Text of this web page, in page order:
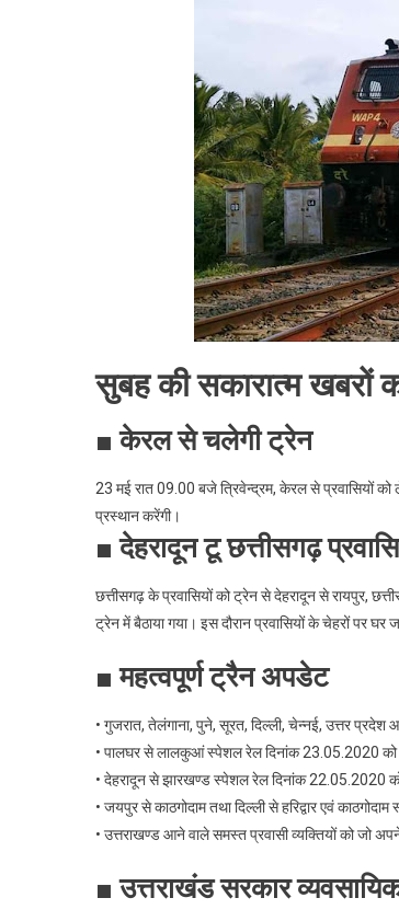
सुबह की सकारात्म खबरों
■ केरल से चलेगी ट्रेन
23 मई रात 09.00 बजे त्रिवेन्द्रम, केरल से प्रवासियों को
प्रस्थान करेंगी।
■ देहरादून टू छत्तीसगढ़
छत्तीसगढ़ के प्रवासियों को ट्रेन से देहरादून से रायपुर,
ट्रेन में बैठाया गया। इस दौरान प्रवासियों के चेहरों पर घर
■ महत्वपूर्ण ट्रैन अपडेट
• गुजरात, तेलंगाना, पुने, सूरत, दिल्ली, चेन्नई, उत्तर प्रदेश
• पालघर से लालकुआं स्पेशल रेल दिनांक 23.05.2020
• देहरादून से झारखण्ड स्पेशल रेल दिनांक 22.05.2020
• जयपुर से काठगोदाम तथा दिल्ली से हरिद्वार एवं
• उत्तराखण्ड आने वाले समस्त प्रवासी व्यक्तियों को जो
■ उत्तराखंड सरकार